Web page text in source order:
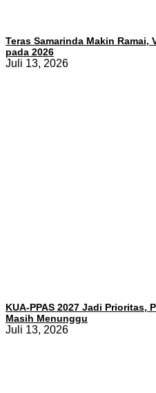
Teras Samarinda Makin Ramai,
pada 2026
Juli 13, 2026
KUA-PPAS 2027 Jadi Prioritas,
Masih Menunggu
Juli 13, 2026